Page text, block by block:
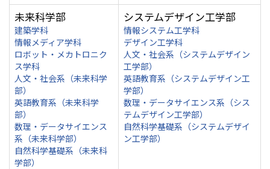
未来科学部
建築学科
情報メディア学科
ロボット・メカトロニク
ス学科
人文・社会系（未来科学
部）
英語教育系（未来科学
部）
数理・データサイエンス
系（未来科学部）
自然科学基礎系（未来科
学部）
システムデザイン工学部
情報システム工学科
デザイン工学科
人文・社会系（システムデザイン
工学部）
英語教育系（システムデザイン工
学部）
数理・データサイエンス系（シス
テムデザイン工学部）
自然科学基礎系（システムデザイ
ン工学部）